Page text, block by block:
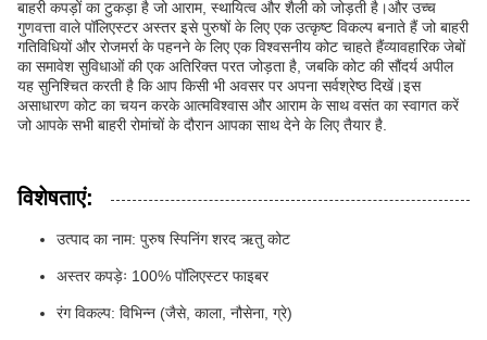
बाहरी कपड़ों का टुकड़ा है जो आराम, स्थायित्व और शैली को जोड़ती है।और उच्च
गुणवत्ता वाले पॉलिएस्टर अस्तर इसे पुरुषों के लिए एक उत्कृष्ट विकल्प बनाते हैं जो बाहरी
गतिविधियों और रोजमर्रा के पहनने के लिए एक विश्वसनीय कोट चाहते हैंव्यावहारिक जेबों
का समावेश सुविधाओं की एक अतिरिक्त परत जोड़ता है, जबकि कोट की सौंदर्य अपील
यह सुनिश्चित करती है कि आप किसी भी अवसर पर अपना सर्वश्रेष्ठ दिखें।इस
असाधारण कोट का चयन करके आत्मविश्वास और आराम के साथ वसंत का स्वागत करें
जो आपके सभी बाहरी रोमांचों के दौरान आपका साथ देने के लिए तैयार है.
विशेषताएं:
उत्पाद का नाम: पुरुष स्पिनिंग शरद ऋतु कोट
अस्तर कपड़ेः 100% पॉलिएस्टर फाइबर
रंग विकल्प: विभिन्न (जैसे, काला, नौसेना, ग्रे)